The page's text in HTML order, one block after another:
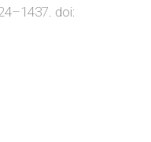
doi: